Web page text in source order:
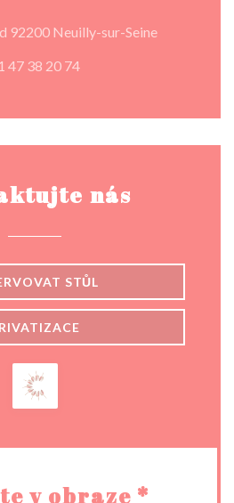
92200 Neuilly-sur-Seine((otevře se
47 38 20 74
nás
STŮL
v obraze *